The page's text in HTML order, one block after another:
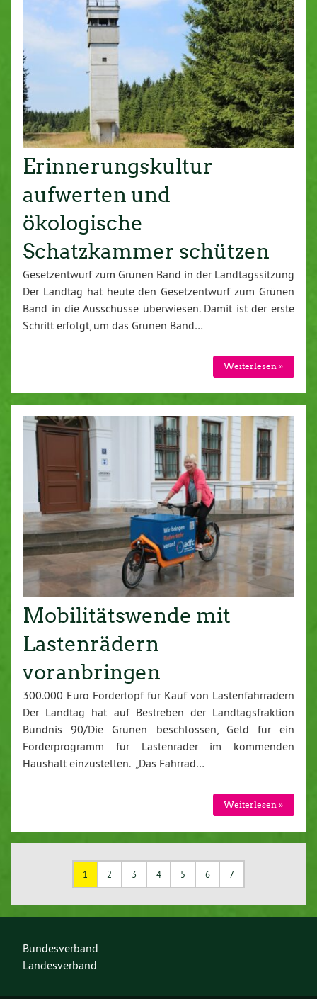
Erinnerungskultur
aufwerten und
ökologische
Schatzkammer schützen
Gesetzentwurf zum Grünen Band in der Landtagssitzung
Der Landtag hat heute den Gesetzentwurf zum Grünen
Band in die Ausschüsse überwiesen. Damit ist der erste
Schritt erfolgt, um das Grünen Band…
Weiterlesen »
Mobilitätswende mit
Lastenrädern
voranbringen
300.000 Euro Fördertopf für Kauf von Lastenfahrrädern
Der Landtag hat auf Bestreben der Landtagsfraktion
Bündnis 90/Die Grünen beschlossen, Geld für ein
Förderprogramm für Lastenräder im kommenden
Haushalt einzustellen. „Das Fahrrad…
Weiterlesen »
1 2 3 4 5 6 7
Bundesverband
Landesverband